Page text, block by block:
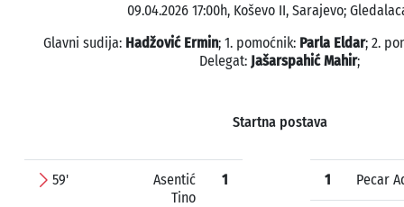
09.04.2026 17:00h, Koševo II, Sarajevo;
Glavni sudija: Hadžović Ermin; 1. pomoćnik: Parla Eldar; 2.
Delegat: Jašarspahić Mahir;
Startna postava
59'
Asentić
Tino
1 1 Pecar